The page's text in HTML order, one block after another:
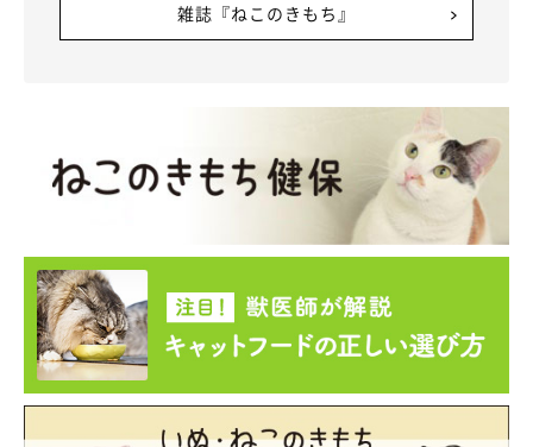
雑誌『ねこのきもち』